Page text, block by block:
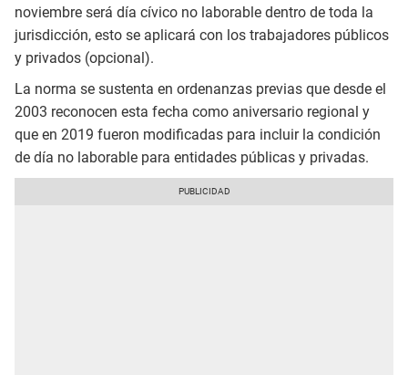
noviembre será día cívico no laborable dentro de toda la
jurisdicción, esto se aplicará con los trabajadores públicos
y privados (opcional).
La norma se sustenta en ordenanzas previas que desde el
2003 reconocen esta fecha como aniversario regional y
que en 2019 fueron modificadas para incluir la condición
de día no laborable para entidades públicas y privadas.